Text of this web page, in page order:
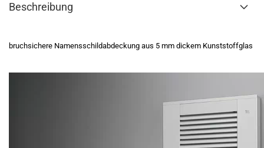
Beschreibung
bruchsichere Namensschildabdeckung aus 5 mm dickem Kunststoffglas